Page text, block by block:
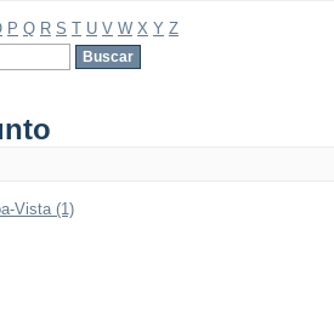
P Q R S T U V W X Y Z
Vista (1)